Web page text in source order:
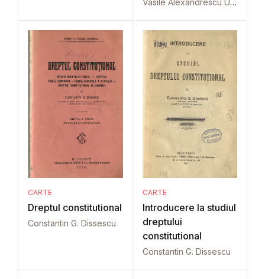
Vasile Alexandrescu Urechia
CARTE
Dreptul constitutional
Constantin G. Dissescu
CARTE
Introducere la studiul
dreptului
constitutional
Constantin G. Dissescu